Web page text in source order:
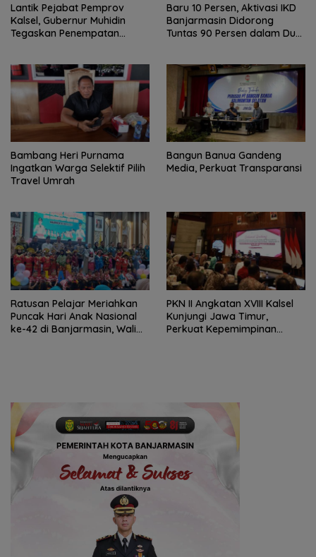
Lantik Pejabat Pemprov
Kalsel, Gubernur Muhidin
Tegaskan Penempatan
Baru 10 Persen, Aktivasi IKD
Banjarmasin Didorong
Tuntas 90 Persen dalam Dua
Bambang Heri Purnama
Ingatkan Warga Selektif Pilih
Travel Umrah
Bangun Banua Gandeng
Media, Perkuat Transparansi
Ratusan Pelajar Meriahkan
Puncak Hari Anak Nasional
ke-42 di Banjarmasin, Wali
PKN II Angkatan XVIII Kalsel
Kunjungi Jawa Timur,
Perkuat Kepemimpinan